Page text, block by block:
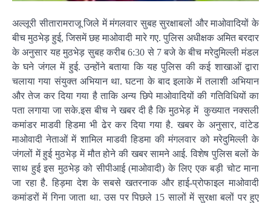
अल्लूरी सीतारामराजू जिले में मंगलवार सुबह सुरक्षाबलों और माओवादियों के
बीच मुठभेड़ हुई, जिसमें छह माओवादी मारे गए. पुलिस अधीक्षक अमित बरदार
के अनुसार यह मुठभेड़ सुबह करीब 6:30 से 7 बजे के बीच मरेदुमिल्ली मंडल
के घने जंगल में हुई. उन्होंने बताया कि यह पुलिस की कई शाखाओं द्वारा
चलाया गया संयुक्त अभियान था. घटना के बाद इलाके में तलाशी अभियान
और तेज कर दिया गया है ताकि अन्य छिपे माओवादियों की गतिविधियों का
पता लगाया जा सके.इस बीच ने खबर दी है कि मुठभेड़ में कुख्यात नक्सली
कमांडर माडवी हिडमा भी ढेर कर दिया गया है. खबर के अनुसार, वांटेड
माओवादी नेताओं में शामिल माडवी हिडमा की मंगलवार को मरेदुमिल्ली के
जंगलों में हुई मुठभेड़ में मौत होने की खबर सामने आई. विशेष पुलिस बलों के
साथ हुई इस मुठभेड़ को सीपीआई (माओवादी) के लिए एक बड़ी चोट माना
जा रहा है. हिड़मा देश के सबसे खतरनाक और हाई-प्रोफाइल माओवादी
कमांडरों में गिना जाता था. उस पर पिछले 15 सालों में सुरक्षा बलों पर हुए